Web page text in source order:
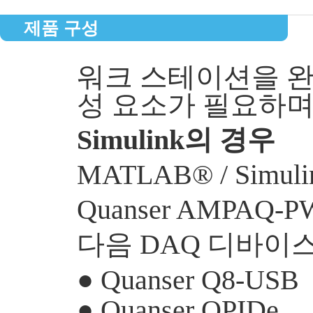
제품 구성
워크 스테이션을
성 요소가 필요하
Simulink의 경우
MATLAB® /
Quanser AMPAQ-
다음 DAQ 디바이
● Quanser Q8-USB